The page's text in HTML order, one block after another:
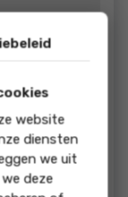
We kregen
we vooral
werd.
website
diensten
we uit
deze